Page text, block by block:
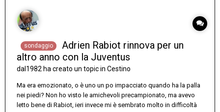
sondaggio
Adrien Rabiot rinnova per un
altro anno con la Juventus
dal1982 ha creato un topic in Cestino
Ma era emozionato, o è uno un po impacciato quando ha la palla
nei piedi? Non ho visto le amichevoli precampionato, ma avevo
letto bene di Rabiot, ieri invece mi è sembrato molto in difficoltà